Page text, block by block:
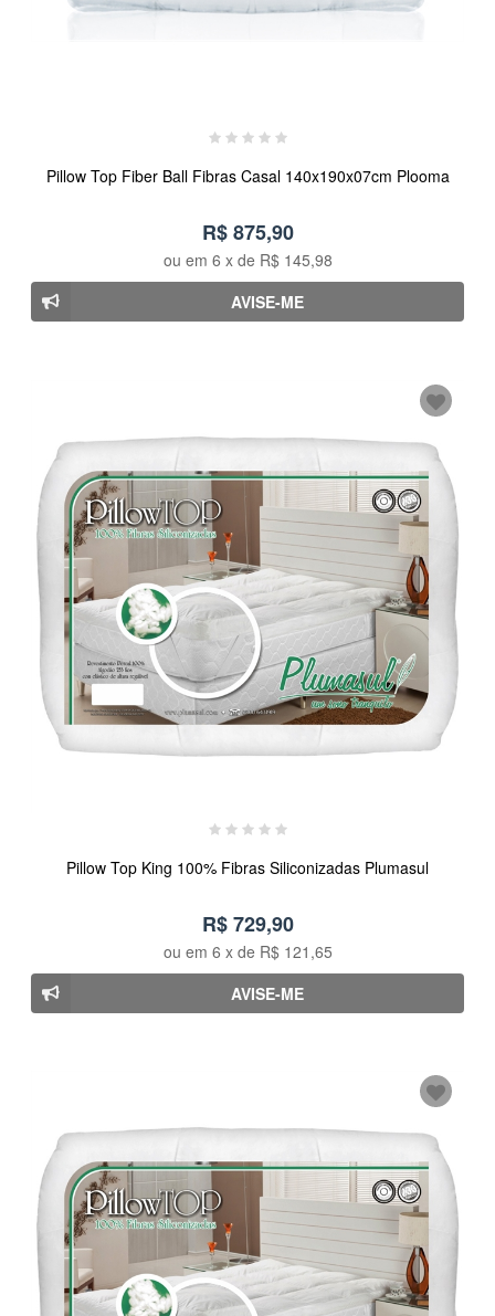
Pillow Top Fiber Ball Fibras Casal 140x190x07cm Plooma
R$ 875,90
ou em 6 x de R$ 145,98
AVISE-ME
Pillow Top King 100% Fibras Siliconizadas Plumasul
R$ 729,90
ou em 6 x de R$ 121,65
AVISE-ME